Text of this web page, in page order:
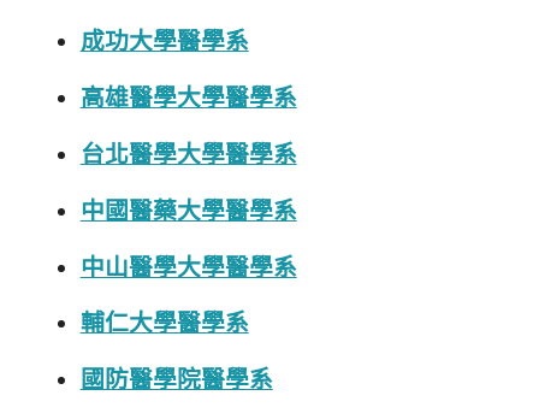
成功大學醫學系
高雄醫學大學醫學系
台北醫學大學醫學系
中國醫藥大學醫學系
中山醫學大學醫學系
輔仁大學醫學系
國防醫學院醫學系